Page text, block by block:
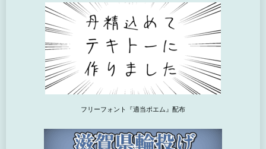
フリーフォント『適当ポエム』配布